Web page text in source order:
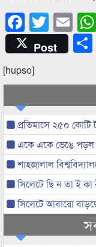
Post
[hupso]
প্রতিমাসে ২৫০ কোটি
একে একে ভেঙে পড়ল
শাহজালাল
সিলেটে ছি ন তা ই কা
সিলেটে আবারো